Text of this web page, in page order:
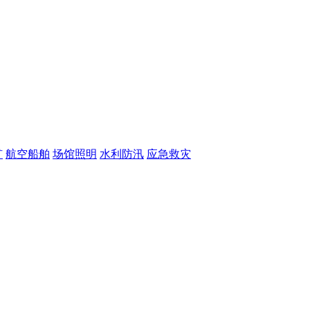
航空船舶 场馆照明 水利防汛 应急救灾